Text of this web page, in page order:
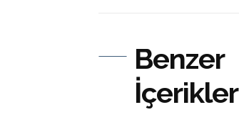
Benzer
İçerikler